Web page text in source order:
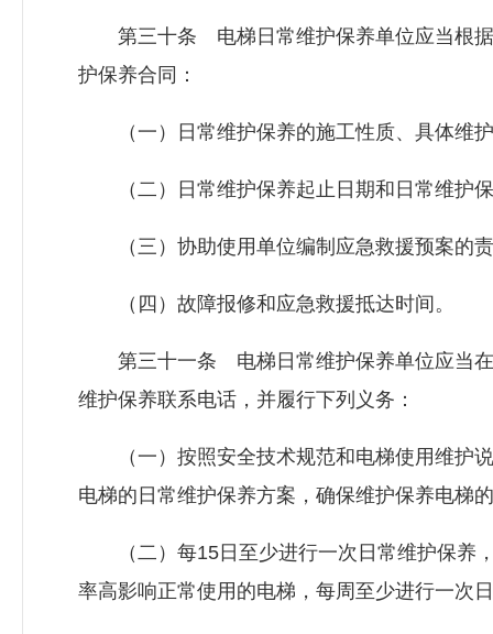
第三十条 电梯日常维护保养单位应当根据
护保养合同：
（一）日常维护保养的施工性质、具体维护
（二）日常维护保养起止日期和日常维护
（三）协助使用单位编制应急救援预案的
（四）故障报修和应急救援抵达时间。
第三十一条 电梯日常维护保养单位应当在
维护保养联系电话，并履行下列义务：
（一）按照安全技术规范和电梯使用维护说
电梯的日常维护保养方案，确保维护保养电梯
（二）每15日至少进行一次日常维护保养
率高影响正常使用的电梯，每周至少进行一次